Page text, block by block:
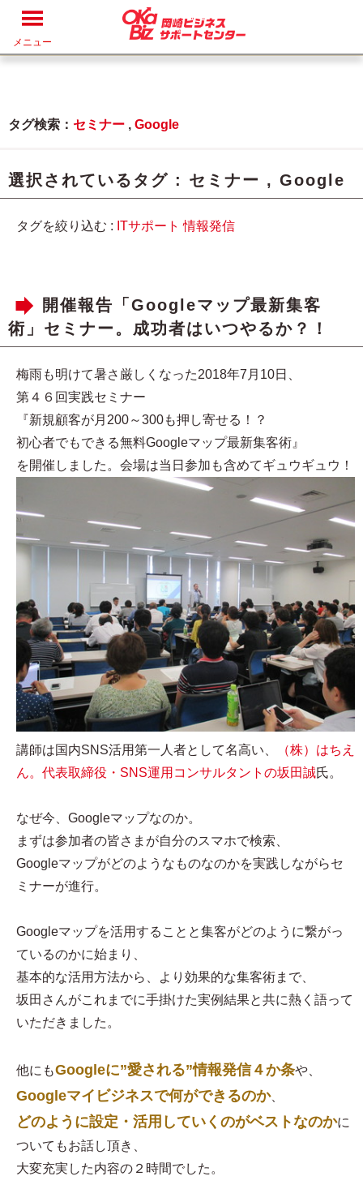
メニュー
タグ検索： セミナー , Google
選択されているタグ : セミナー , Google
タグを絞り込む : ITサポート 情報発信
開催報告「Googleマップ最新集客
術」セミナー。成功者はいつやるか？！
梅雨も明けて暑さ厳しくなった2018年7月10日、
第４６回実践セミナー
『新規顧客が月200～300も押し寄せる！？
初心者でもできる無料Googleマップ最新集客術』
を開催しました。会場は当日参加も含めてギュウギュウ！
講師は国内SNS活用第一人者として名高い、
（株）はちえ
ん。代表取締役・SNS運用コンサルタントの坂田誠氏。
なぜ今、Googleマップなのか。
まずは参加者の皆さまが自分のスマホで検索、
Googleマップがどのようなものなのかを実践しながらセ
ミナーが進行。
Googleマップを活用することと集客がどのように繋がっ
ているのかに始まり、
基本的な活用方法から、より効果的な集客術まで、
坂田さんがこれまでに手掛けた実例結果と共に熱く語って
いただきました。
他にもGoogleに”愛される”情報発信４か条や、
Googleマイビジネスで何ができるのか、
どのように設定・活用していくのがベストなのかに
ついてもお話し頂き、
大変充実した内容の２時間でした。